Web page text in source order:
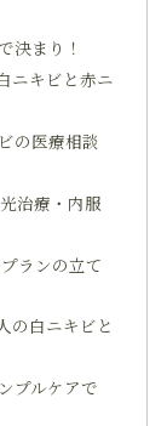
決まり！
ニキビと赤ニ
の医療相談
治療・内服
ランの立て
の白ニキビと
プルケアで